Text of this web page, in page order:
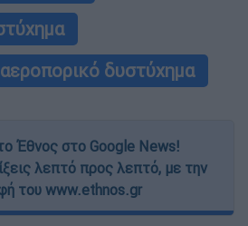
δυστύχημα
Έθνος στο Google News!
λεπτό προς λεπτό, με την
του www.ethnos.gr